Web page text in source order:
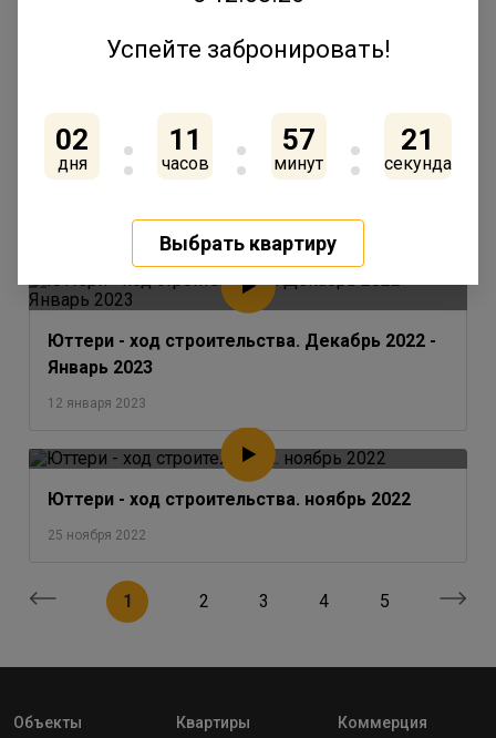
ГК «Ленстройтрест» утвердила концепцию
благоустройства внутренней территории
одного из последних домов в квартале
17 февраля 2023
Юттери - ход строительства. Декабрь 2022 -
Январь 2023
12 января 2023
Юттери - ход строительства. ноябрь 2022
25 ноября 2022
1 2 3 4 5
Объекты Квартиры
Коммерция
Успейте забронировать!
02
дня
11
часов
57
минут
21
секунда
Выбрать квартиру